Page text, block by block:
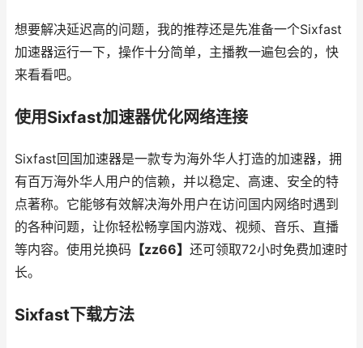
想要解决延迟高的问题，我的推荐还是先准备一个Sixfast
加速器运行一下，操作十分简单，主播教一遍包会的，快
来看看吧。
使用Sixfast加速器优化网络连接
Sixfast回国加速器是一款专为海外华人打造的加速器，拥
有百万海外华人用户的信赖，并以稳定、高速、安全的特
点著称。它能够有效解决海外用户在访问国内网络时遇到
的各种问题，让你轻松畅享国内游戏、视频、音乐、直播
等内容。使用兑换码 【zz66】 还可领取72小时免费加速时
长。
Sixfast下载方法